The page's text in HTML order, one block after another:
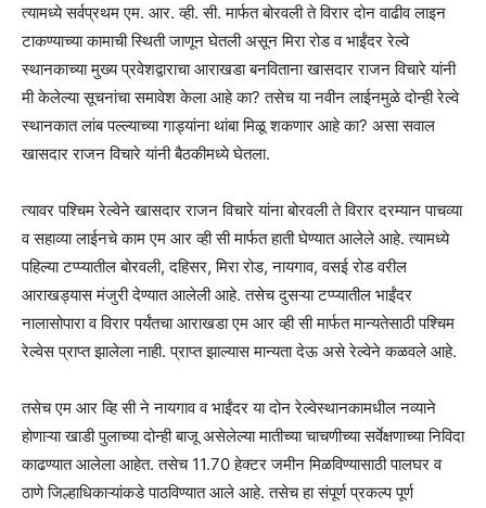
त्यामध्ये सर्वप्रथम एम. आर. व्ही. सी. मार्फत बोरवली ते विरार दोन वाढीव लाइन
टाकण्याच्या कामाची स्थिती जाणून घेतली असून मिरा रोड व भाईंदर रेल्वे
स्थानकाच्या मुख्य प्रवेशद्वाराचा आराखडा बनविताना खासदार राजन विचारे यांनी
मी केलेल्या सूचनांचा समावेश केला आहे का? तसेच या नवीन लाईनमुळे दोन्ही रेल्वे
स्थानकात लांब पल्ल्याच्या गाड्यांना थांबा मिळू शकणार आहे का? असा सवाल
खासदार राजन विचारे यांनी बैठकीमध्ये घेतला.
त्यावर पश्चिम रेल्वेने खासदार राजन विचारे यांना बोरवली ते विरार दरम्यान पाचव्या
व सहाव्या लाईनचे काम एम आर व्ही सी मार्फत हाती घेण्यात आलेले आहे. त्यामध्ये
पहिल्या टप्प्यातील बोरवली, दहिसर, मिरा रोड, नायगाव, वसई रोड वरील
आराखड्यास मंजुरी देण्यात आलेली आहे. तसेच दुसऱ्या टप्प्यातील भाईंदर
नालासोपारा व विरार पर्यंतचा आराखडा एम आर व्ही सी मार्फत मान्यतेसाठी पश्चिम
रेल्वेस प्राप्त झालेला नाही. प्राप्त झाल्यास मान्यता देऊ असे रेल्वेने कळवले आहे.
तसेच एम आर व्हि सी ने नायगाव व भाईंदर या दोन रेल्वेस्थानकामधील नव्याने
होणाऱ्या खाडी पुलाच्या दोन्ही बाजू असेलेल्या मातीच्या चाचणीच्या सर्वेक्षणाच्या निविदा
काढण्यात आलेला आहेत. तसेच 11.70 हेक्‍टर जमीन मिळविण्यासाठी पालघर व
ठाणे जिल्हाधिकाऱ्यांकडे पाठविण्यात आले आहे. तसेच हा संपूर्ण प्रकल्प पूर्ण